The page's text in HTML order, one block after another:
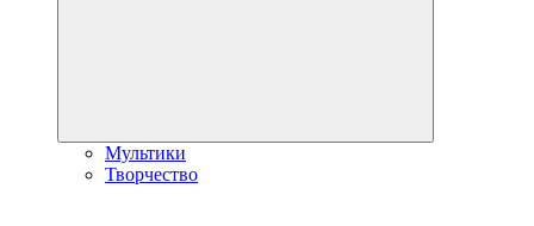
Мультики
Творчество